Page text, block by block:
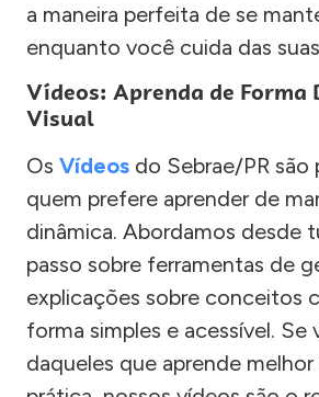
a maneira perfeita de se
enquanto você cuida das
Vídeos: Aprenda de Forma
Visual
Os Vídeos do Sebrae/PR são
quem prefere aprender de
dinâmica. Abordamos desde
passo sobre ferramentas de
explicações sobre conceitos
forma simples e acessível. Se
daqueles que aprende